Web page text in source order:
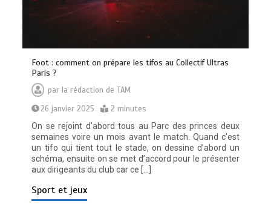
Foot : comment on prépare les tifos au Collectif Ultras
Paris ?
par la rédaction de TAM
26 janvier 2025
2 minutes
On se rejoint d’abord tous au Parc des princes deux
semaines voire un mois avant le match. Quand c’est
un tifo qui tient tout le stade, on dessine d’abord un
schéma, ensuite on se met d’accord pour le présenter
aux dirigeants du club car ce […]
Sport et jeux